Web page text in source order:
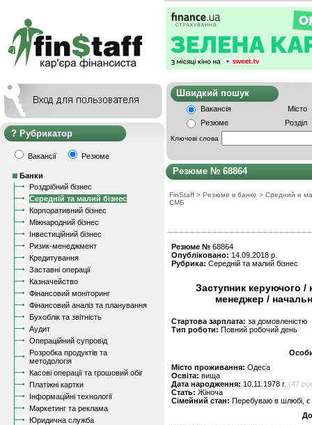
Рубрикатор
Вакансії Резюме
Банки
Роздрібний бізнес
Середній та малий бізнес
Корпоративний бізнес
Міжнародний бізнес
Інвестиційний бізнес
Ризик-менеджмент
Кредитування
Заставні операції
Казначейство
Фінансовий моніторинг
Фінансовий аналіз та планування
Бухоблік та звітність
Аудит
Операційний супровід
Розробка продуктів та
методологія
Касові операції та грошовий обіг
Платіжні картки
Інформаційні технології
Маркетинг та реклама
Юридична служба
Швидкий
Вакансія
Місто
Резюме
Розділ
Ключові слова
Резюме № 68864
FinStaff > Резюме в банке > Средний и
СМБ
Резюме № 68864
Опубліковано: 14.09.2018 р.
Рубрика: Середній та малий бізнес
Заступник керуючого /
менеджер /
Стартова зарплата: за домовленістю
Тип роботи: Повний робочий день
Місто проживання: Одеса
Освіта: вища
Дата народження: 10.11.1978 г. (47
Стать: Жіноча
Сімейний стан: Перебуваю в шлюбі, є